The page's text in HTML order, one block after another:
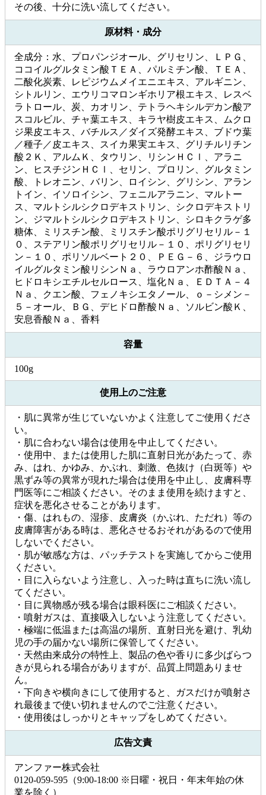
その後、十分に洗い流してください。
原材料・成分
全成分：水、プロパンジオール、グリセリン、ＬＰＧ、
ココイルグルタミン酸ＴＥＡ、パルミチン酸、ＴＥＡ、
二酸化炭素、レピジウムメイエニエキス、アルギニン、
シトルリン、エウリコマロンギホリア根エキス、レスベ
ラトロール、炭、カオリン、テトラヘキシルデカン酸ア
スコルビル、チャ葉エキス、キラヤ樹皮エキス、ムクロ
ジ果皮エキス、バチルス／ダイズ発酵エキス、ブドウ葉
／種子／皮エキス、スイカ果実エキス、グリチルリチン
酸２Ｋ、アルムＫ、タウリン、リシンＨＣｌ、アラニ
ン、ヒスチジンＨＣｌ、セリン、プロリン、グルタミン
酸、トレオニン、バリン、ロイシン、グリシン、アラン
トイン、イソロイシン、フェニルアラニン、マルトー
ス、マルトシルシクロデキストリン、シクロデキストリ
ン、ジマルトシルシクロデキストリン、シロキクラゲ多
糖体、ミリスチン酸、ミリスチン酸ポリグリセリル－１
０、ステアリン酸ポリグリセリル－１０、ポリグリセリ
ン－１０、ポリソルベート２０、ＰＥＧ－６、ジラウロ
イルグルタミン酸リシンＮａ、ラウロアンホ酢酸Ｎａ、
ヒドロキシエチルセルロース、塩化Ｎａ、ＥＤＴＡ－４
Ｎａ、クエン酸、フェノキシエタノール、ｏ－シメン－
５－オール、ＢＧ、デヒドロ酢酸Ｎａ、ソルビン酸Ｋ、
安息香酸Ｎａ、香料
容量
100g
使用上のご注意
・肌に異常が生じていないかよく注意してご使用くださ
い。
・肌に合わない場合は使用を中止してください。
・使用中、または使用した肌に直射日光があたって、赤
み、はれ、かゆみ、かぶれ、刺激、色抜け（白斑等）や
黒ずみ等の異常が現れた場合は使用を中止し、皮膚科専
門医等にご相談ください。そのまま使用を続けますと、
症状を悪化させることがあります。
・傷、はれもの、湿疹、皮膚炎（かぶれ、ただれ）等の
皮膚障害がある時は、悪化させるおそれがあるので使用
しないでください。
・肌が敏感な方は、パッチテストを実施してからご使用
ください。
・目に入らないよう注意し、入った時は直ちに洗い流し
てください。
・目に異物感が残る場合は眼科医にご相談ください。
・噴射ガスは、直接吸入しないよう注意してください。
・極端に低温または高温の場所、直射日光を避け、乳幼
児の手の届かない場所に保管してください。
・天然由来成分の特性上、製品の色や香りに多少ばらつ
きが見られる場合がありますが、品質上問題ありませ
ん。
・下向きや横向きにして使用すると、ガスだけが噴射さ
れ最後まで使い切れませんのでご注意ください。
・使用後はしっかりとキャップをしめてください。
広告文責
アンファー株式会社
0120-059-595（9:00-18:00 ※日曜・祝日・年末年始の休
業を除く）